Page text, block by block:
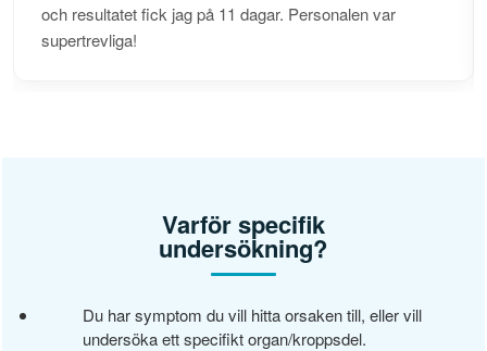
och resultatet fick jag på 11 dagar. Personalen var
supertrevliga!
Varför specifik
undersökning?
Du har symptom du vill hitta orsaken till, eller vill
undersöka ett specifikt organ/kroppsdel.